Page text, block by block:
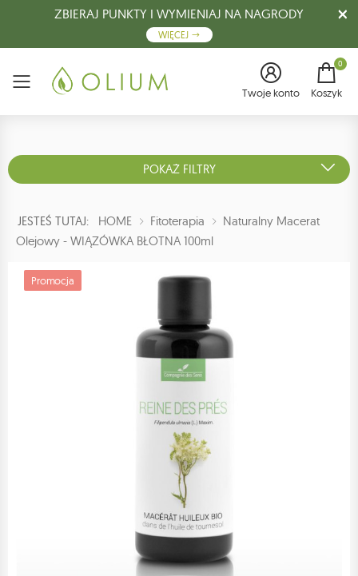
ZBIERAJ PUNKTY I WYMIENIAJ NA NAGRODY
WIĘCEJ
Menu Twoje konto
0
Koszyk
POKAŻ FILTRY
JESTEŚ TUTAJ: HOME Fitoterapia
Naturalny Macerat
Olejowy - WIĄZÓWKA BŁOTNA 100ml
Promocja